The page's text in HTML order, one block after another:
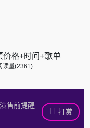
价格+时间+歌单
读量(2361)
售前提醒
打赏